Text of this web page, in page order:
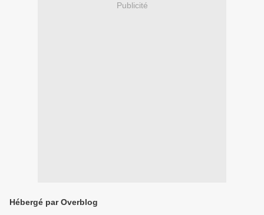
Publicité
Hébergé par Overblog